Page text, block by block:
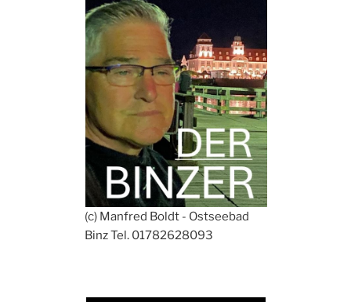
(c) Manfred Boldt - Ostseebad
Binz Tel. 01782628093